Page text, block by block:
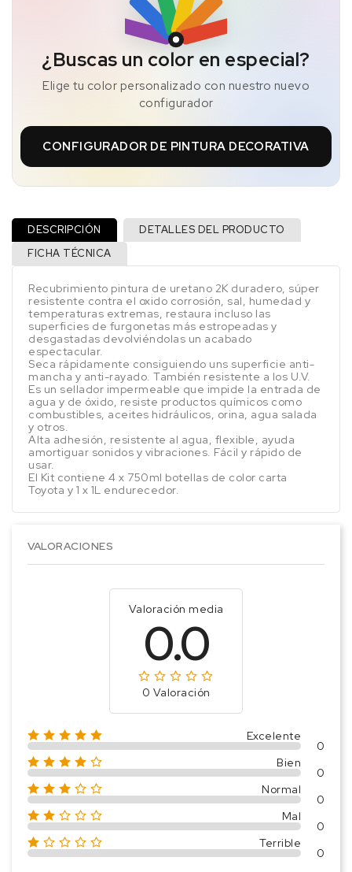
¿Buscas un color en especial?
Elige tu color personalizado con nuestro nuevo
configurador
CONFIGURADOR DE PINTURA DECORATIVA
DESCRIPCIÓN
DETALLES DEL PRODUCTO
FICHA TÉCNICA
Recubrimiento pintura de uretano 2K duradero, súper
resistente contra el oxido corrosión, sal, humedad y
temperaturas extremas, restaura incluso las
superficies de furgonetas más estropeadas y
desgastadas devolviéndolas un acabado
espectacular.
Seca rápidamente consiguiendo uns superficie anti-
mancha y anti-rayado. También resistente a los U.V.
Es un sellador impermeable que impide la entrada de
agua y de óxido, resiste productos químicos como
combustibles, aceites hidráulicos, orina, agua salada
y otros.
Alta adhesión, resistente al agua, flexible, ayuda
amortiguar sonidos y vibraciones. Fácil y rápido de
usar.
El Kit contiene 4 x 750ml botellas de color carta
Toyota y 1 x 1L endurecedor.
VALORACIONES
Valoración media
0.0
0 Valoración
Excelente
0
Bien
0
Normal
0
Mal
0
Terrible
0